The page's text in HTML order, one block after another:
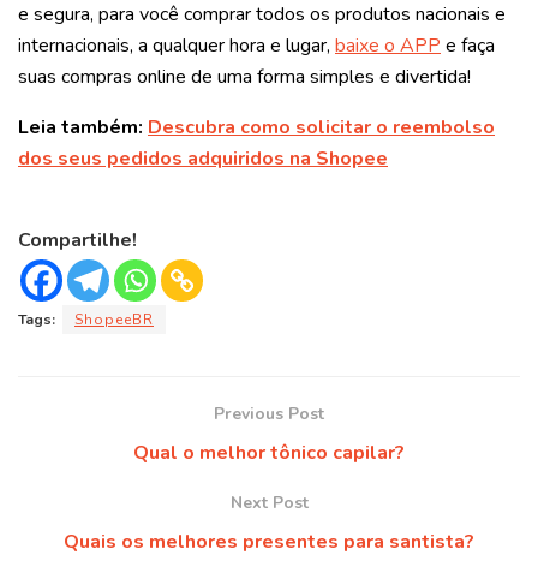
e segura, para você comprar todos os produtos nacionais e
internacionais, a qualquer hora e lugar, baixe o APP e faça
suas compras online de uma forma simples e divertida!
Leia também: Descubra como solicitar o reembolso
dos seus pedidos adquiridos na Shopee
Compartilhe!
Tags: ShopeeBR
Previous Post
Qual o melhor tônico capilar?
Next Post
Quais os melhores presentes para santista?